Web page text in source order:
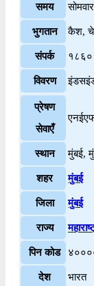
समय
भुगतान कैश,
संपर्क
विवरण
प्रेषण
सेवाएँ
स्थान मुंबई,
शहर मुंबई
जिला मुंबई
राज्य
पिन कोड
देश भारत